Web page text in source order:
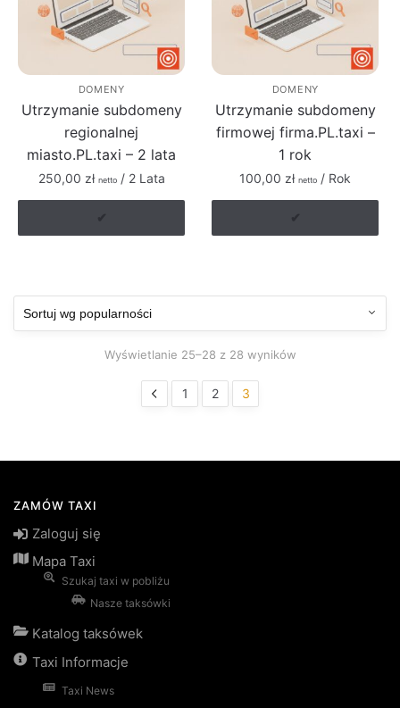
DOMENY
Utrzymanie subdomeny
regionalnej
miasto.PL.taxi – 2 lata
250,00 zł netto/ 2 Lata
✔
DOMENY
Utrzymanie subdomeny
firmowej firma.PL.taxi –
1 rok
100,00 zł netto / Rok
✔
Wyświetlanie 25–28 z 28 wynikówPosortowane
1 2 3
ZAMÓW TAXI
Zaloguj się
Mapa Taxi
Szukaj taxi w pobliżu
Nasze taksówki
Katalog taksówek
Taxi Informacje
Taxi News